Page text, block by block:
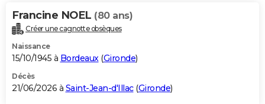
Francine NOEL (80 ans)
Créer une cagnotte obsèques
Naissance
15/10/1945 à Bordeaux(Gironde)
Décès
21/06/2026 à Saint-Jean-d'Illac(Gironde)